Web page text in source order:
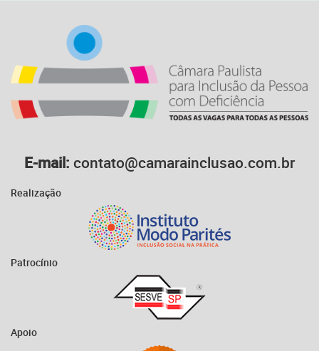
E-mail: contato@camarainclusao.com.br
Realização
Patrocínio
Apoio